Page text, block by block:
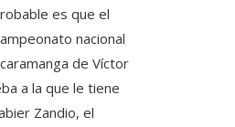
es que el
nacional
de Víctor
a la que le tiene
Zandio, el